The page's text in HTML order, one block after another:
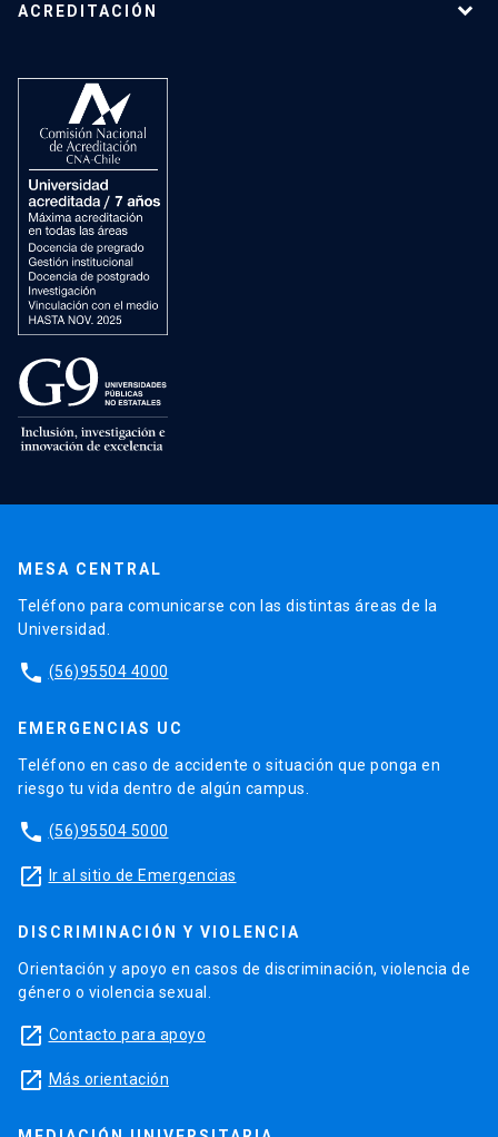
ACREDITACIÓN
MESA CENTRAL
Teléfono para comunicarse con las distintas áreas de la
Universidad.
phone (56)95504 4000
EMERGENCIAS UC
Teléfono en caso de accidente o situación que ponga en
riesgo tu vida dentro de algún campus.
phone (56)95504 5000
launch Ir al sitio de Emergencias
DISCRIMINACIÓN Y VIOLENCIA
Orientación y apoyo en casos de discriminación, violencia de
género o violencia sexual.
launch Contacto para apoyo
launch Más orientación